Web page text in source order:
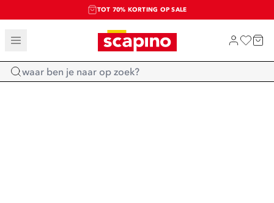
TOT 70% KORTING OP SALE
SALE: LAATSTE KANS!
SHOP NIEUW
Home